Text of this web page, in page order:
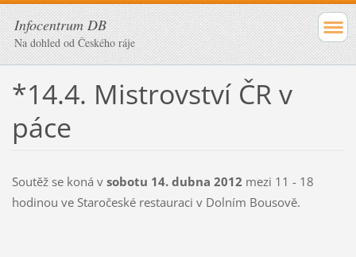
Infocentrum DB
Na dohled od Českého ráje
*14.4. Mistrovství ČR v
páce
Soutěž se koná v sobotu 14. dubna 2012 mezi 11 - 18
hodinou ve Staročeské restauraci v Dolním Bousově.